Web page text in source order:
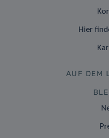
Hier
AUF DEM